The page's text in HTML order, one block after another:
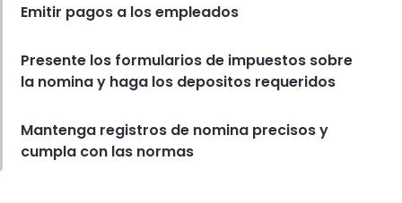
Emitir pagos a los empleados
Presente los formularios de impuestos sobre
la nomina y haga los depositos requeridos
Mantenga registros de nomina precisos y
cumpla con las normas